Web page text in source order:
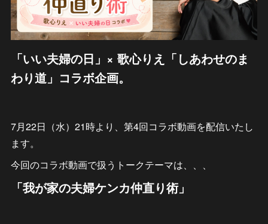
「いい夫婦の日」× 歌心りえ「しあわせのま
わり道」コラボ企画。
7月22日（水）21時より、第4回コラボ動画を配信いたし
ます。
今回のコラボ動画で扱うトークテーマは、、、
「我が家の夫婦ケンカ仲直り術」